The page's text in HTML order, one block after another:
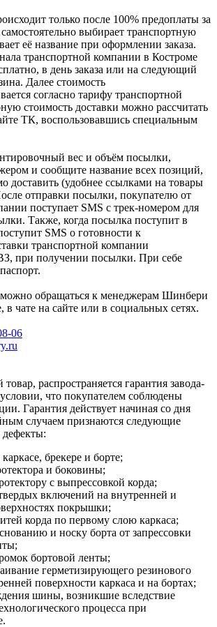
только после 100% предоплаты за
выбирает транспортную
её название при оформлении заказа.
транспортной компании в Костроме
в день заказа или на следующий
Далее стоимость
согласно тарифу транспортной
стоимость доставки можно рассчитать
ТК, воспользовавшись специальным
вес и объём посылки,
и сообщите название всех позиций,
доставить (удобнее ссылками на товары
отправки посылки, покупателю от
поступает SMS с трек-номером для
Также, когда посылка поступит в
SMS о готовности к
транспортной компании
при получении посылки. При себе
обращаться к менеджерам Шинбери
в чате на сайте или в социальных сетях.
06
распространяется гарантия завода-
что покупателем соблюдены
Гарантия действует начиная со дня
случаем признаются следующие
дефекты:
брекере и борте;
и боковины;
с выпрессовкой корда;
включений на внутренней и
покрышки;
корда по первому слою каркаса;
и носку борта от запрессовки
бортовой ленты;
герметизирующего резинового
поверхности каркаса и на бортах;
шины, возникшие вследствие
процесса при